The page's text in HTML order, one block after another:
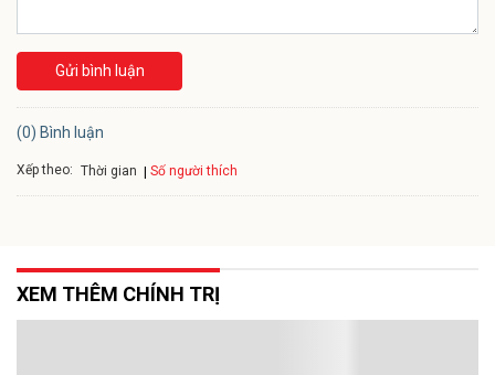
Gửi bình luận
(0) Bình luận
Xếp theo: Thời gian Số người thích
XEM THÊM CHÍNH TRỊ